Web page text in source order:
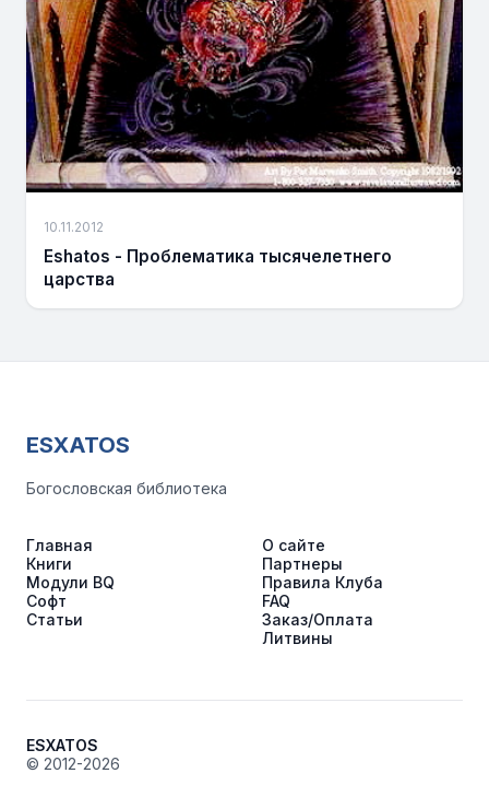
10.11.2012
Eshatos - Проблематика тысячелетнего
царства
ESXATOS
Богословская библиотека
Главная
Книги
Модули BQ
Софт
Статьи
О сайте
Партнеры
Правила Клуба
FAQ
Заказ/Оплата
Литвины
ESXATOS
© 2012-2026